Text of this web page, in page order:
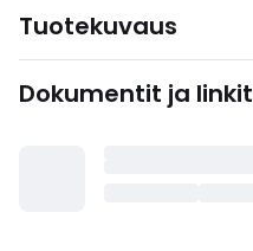
Tuotekuvaus
Dokumentit ja linkit